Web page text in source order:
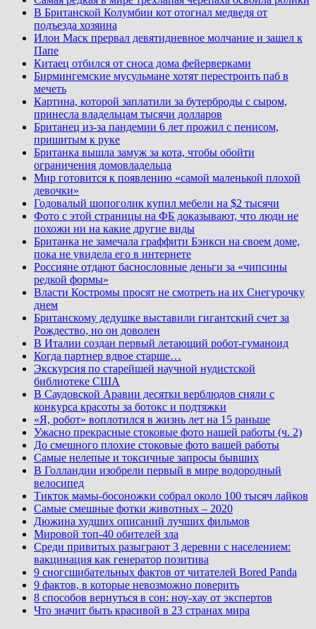
В Британской Колумбии кот отогнал медведя от
подъезда хозяина
Илон Маск прервал девятидневное молчание и зашел к
Папе
Китаец отбился от сноса дома фейерверками
Бирмингемские мусульмане хотят перестроить паб в
мечеть
Картина, которой заплатили за бутерброды с сыром,
принесла владельцам тысячи долларов
Британец из-за пандемии 6 лет прожил с пенисом,
пришитым к руке
Британка вышла замуж за кота, чтобы обойти
ограничения домовладельца
Мир готовится к появлению «самой маленькой плохой
девочки»
Годовалый шопоголик купил мебели на $2 тысячи
Фото с этой страницы на ФБ доказывают, что люди не
похожи ни на какие другие виды
Британка не замечала граффити Бэнкси на своем доме,
пока не увидела его в интернете
Россияне отдают баснословные деньги за «чипсины
редкой формы»
Власти Костромы просят не смотреть на их Снегурочку
днем
Британскому дедушке выставили гигантский счет за
Рождество, но он доволен
В Италии создан первый летающий робот-гуманоид
Когда партнер вдвое старше…
Экскурсия по старейшей научной нудистской
библиотеке США
В Саудовской Аравии десятки верблюдов сняли с
конкурса красоты за ботокс и подтяжки
«Я, робот» воплотился в жизнь лет на 15 раньше
Ужасно прекрасные стоковые фото нашей работы (ч. 2)
До смешного плохие стоковые фото вашей работы
Самые нелепые и токсичные запросы бывших
В Голландии изобрели первый в мире водородный
велосипед
Тикток мамы-босоножки собрал около 100 тысяч лайков
Самые смешные фотки животных – 2020
Дюжина худших описаний лучших фильмов
Мировой топ-40 обителей зла
Среди привитых разыграют 3 деревни с населением:
вакцинация как генератор позитива
9 сногсшибательных фактов от читателей Bored Panda
9 фактов, в которые невозможно поверить
8 способов вернуться в сон: ноу-хау от экспертов
Что значит быть красивой в 23 странах мира